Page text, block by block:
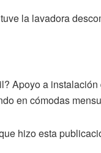
la lavadora
Apoyo a
en cómodas
hizo esta